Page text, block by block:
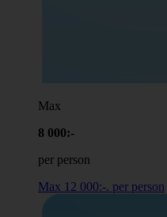
Max
8 000:-
per person
Max 12 000:-. per person